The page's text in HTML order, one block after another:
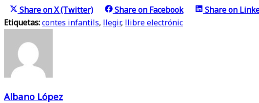
Share onX (Twitter) Share on Facebook Share on
Etiquetas:contes infantils, llegir, llibre electrónic
Albano López